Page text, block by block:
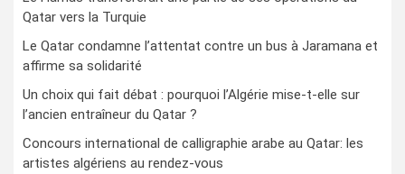
Qatar vers la Turquie
Le Qatar condamne l’attentat contre un bus à Jaramana et
affirme sa solidarité
Un choix qui fait débat : pourquoi l’Algérie mise-t-elle sur
l’ancien entraîneur du Qatar ?
Concours international de calligraphie arabe au Qatar: les
artistes algériens au rendez-vous